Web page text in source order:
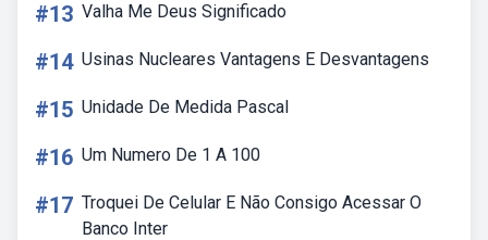
#13 Valha Me Deus Significado
#14 Usinas Nucleares Vantagens E Desvantagens
#15 Unidade De Medida Pascal
#16 Um Numero De 1 A 100
#17 Troquei De Celular E Não Consigo Acessar O
Banco Inter